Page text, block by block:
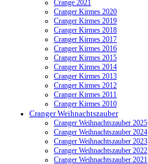
Crange 2021
Cranger Kirmes 2020
Cranger Kirmes 2019
Cranger Kirmes 2018
Cranger Kirmes 2017
Cranger Kirmes 2016
Cranger Kirmes 2015
Cranger Kirmes 2014
Cranger Kirmes 2013
Cranger Kirmes 2012
Cranger Kirmes 2011
Cranger Kirmes 2010
Cranger Weihnachtszauber
Cranger Weihnachtszauber 2025
Cranger Weihnachtszauber 2024
Cranger Weihnachtszauber 2023
Cranger Weihnachtszauber 2022
Cranger Weihnachtszauber 2021